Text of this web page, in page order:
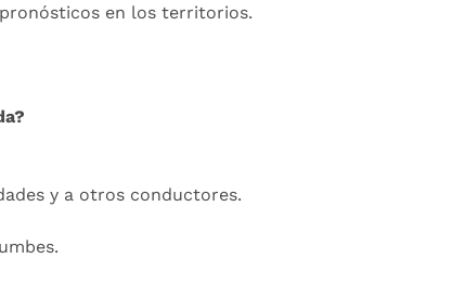
en los territorios.
y a otros conductores.